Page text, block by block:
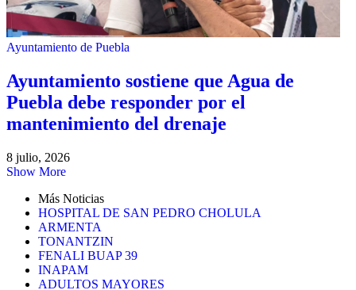
Ayuntamiento de Puebla
Ayuntamiento sostiene que Agua de
Puebla debe responder por el
mantenimiento del drenaje
8 julio, 2026
Show More
Más Noticias
HOSPITAL DE SAN PEDRO CHOLULA
ARMENTA
TONANTZIN
FENALI BUAP 39
INAPAM
ADULTOS MAYORES